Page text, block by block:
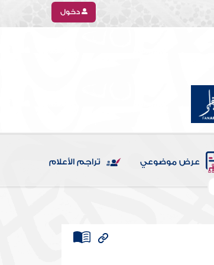
دخول
عرض موضوعي تراجم الأعلام